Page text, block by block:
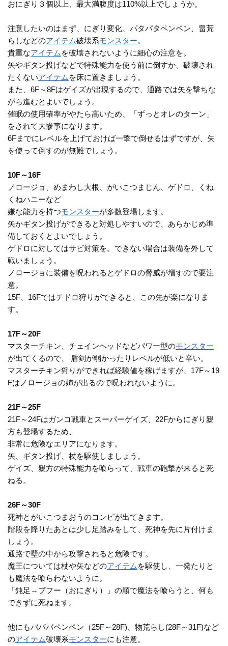
おにぎり３個以上、最大満腹度は110%以上でしょうか。
注意したいのはまず、にぎり変化、パタパタペンペン、畠荒
らしなどのアイテム破壊系モンスター。
貴重なアイテム を破壊されないように細心の注意を。
矢やギタン投げなどで特殊能力を使う前に倒すか、破壊され
たくないアイテム を床に置きましょう。
また、6F～8Fはゲイズが出現するので、通路では矢を撃ちな
がら進むとよいでしょう。
催眠の使用確率がやたら高いため、「ずっとオレのターン」
をされて大惨事になります。
6Fまでにレベルを上げておけば一撃で倒せるはずですが、矢
を使って倒すのが無難でしょう。
10F～16F
ノロージョ、めまわし大根、がいこつまじん、ゲドロ、くね
くねハニーなど
嫌な能力を持つモンスターが多数登場します。
矢かギタン投げができると対処しやすいので、あらかじめ準
備しておくとよいでしょう。
ゲドロに対してはサビ対策を。できない場合は装備を外して
戦いましょう。
ノロージョに装備を呪われるとゲドロの脅威が増すので要注
意。
15F、16Fではチドロ狩りができると、この先が楽になりま
す。
17F～20F
マスターチキン、チェインヘッドなどパワー型のモンスター
が出てくるので、 盾剣が弱かったりレベルが低いと辛い。
マスターチキン狩りができれば経験値を稼げますが、17F～19
Fはノロージョの姉が出るので呪われないように。
21F～25F
21F～24Fはガンコ戦車とスーパーゲイズ、22Fからにぎり親
方も登場するため、
非常に危険なエリアになります。
矢、ギタン投げ、杖を駆使しましょう。
ゲイズ、親方の特殊能力を喰らって、戦車の砲撃が来ると死
ねる。
26F～30F
死神とがいこつまおうのコンビが出てきます。
階段を降りたあとは少し足踏みをして、死神を先に片付けま
しょう。
通路で壁の中から攻撃されると危険です。
魔王については杖や矢などのアイテム を駆使し、一発たりと
も魔法を喰らわないように。
「鈍足→ブフー（おにぎり）」の順で魔法を喰らうと、何も
できずに死ねます。
他にもバババペンペン（25F～28F)、物荒らし(28F～31F)など
のアイテム破壊系モンスターにも注意。